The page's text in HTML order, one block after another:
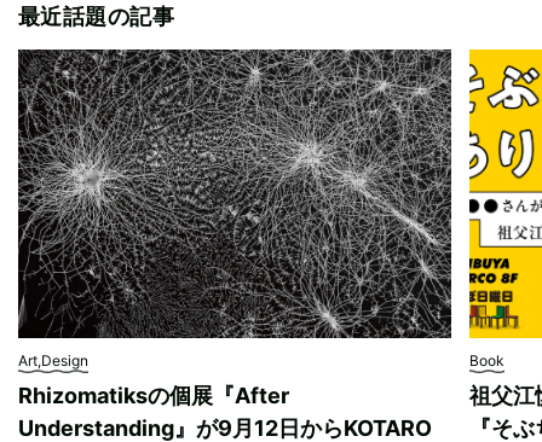
最近話題の記事
Art,Design
Rhizomatiksの個展『After
Understanding』が9月12日からKOTARO
Book
祖父江
『そ